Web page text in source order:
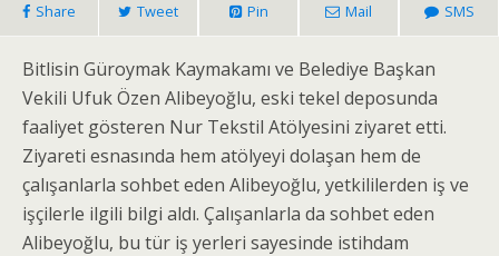
Share Tweet Pin Mail SMS
Bitlisin Güroymak Kaymakamı ve Belediye Başkan
Vekili Ufuk Özen Alibeyoğlu, eski tekel deposunda
faaliyet gösteren Nur Tekstil Atölyesini ziyaret etti.
Ziyareti esnasında hem atölyeyi dolaşan hem de
çalışanlarla sohbet eden Alibeyoğlu, yetkililerden iş ve
işçilerle ilgili bilgi aldı. Çalışanlarla da sohbet eden
Alibeyoğlu, bu tür iş yerleri sayesinde istihdam